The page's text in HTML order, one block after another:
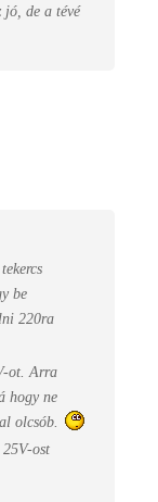
jó, de a tévé
be
220ra
ot. Arra
hogy ne
olcsób.
25V-ost